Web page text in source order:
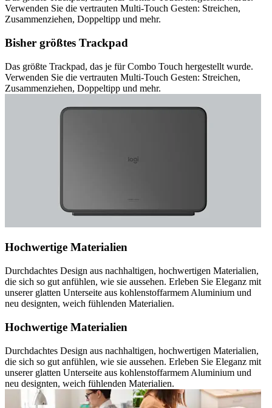
Verwenden Sie die vertrauten Multi-Touch Gesten: Streichen,
Zusammenziehen, Doppeltipp und mehr.
Bisher größtes Trackpad
Das größte Trackpad, das je für Combo Touch hergestellt wurde.
Verwenden Sie die vertrauten Multi-Touch Gesten: Streichen,
Zusammenziehen, Doppeltipp und mehr.
Hochwertige Materialien
Durchdachtes Design aus nachhaltigen, hochwertigen Materialien,
die sich so gut anfühlen, wie sie aussehen. Erleben Sie Eleganz mit
unserer glatten Unterseite aus kohlenstoffarmem Aluminium und
neu designten, weich fühlenden Materialien.
Hochwertige Materialien
Durchdachtes Design aus nachhaltigen, hochwertigen Materialien,
die sich so gut anfühlen, wie sie aussehen. Erleben Sie Eleganz mit
unserer glatten Unterseite aus kohlenstoffarmem Aluminium und
neu designten, weich fühlenden Materialien.